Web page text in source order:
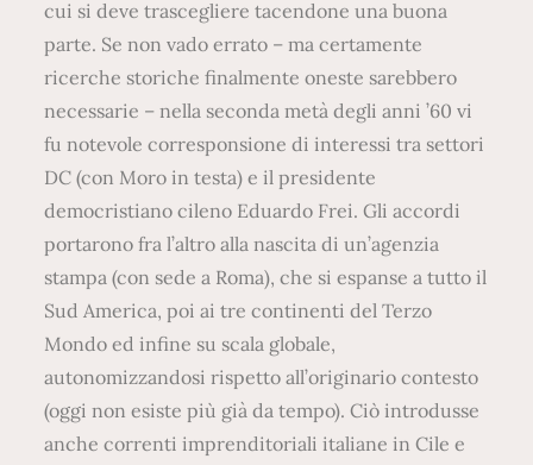
cui si deve trascegliere tacendone una buona
parte. Se non vado errato – ma certamente
ricerche storiche finalmente oneste sarebbero
necessarie – nella seconda metà degli anni ’60 vi
fu notevole corresponsione di interessi tra settori
DC (con Moro in testa) e il presidente
democristiano cileno Eduardo Frei. Gli accordi
portarono fra l’altro alla nascita di un’agenzia
stampa (con sede a Roma), che si espanse a tutto il
Sud America, poi ai tre continenti del Terzo
Mondo ed infine su scala globale,
autonomizzandosi rispetto all’originario contesto
(oggi non esiste più già da tempo). Ciò introdusse
anche correnti imprenditoriali italiane in Cile e